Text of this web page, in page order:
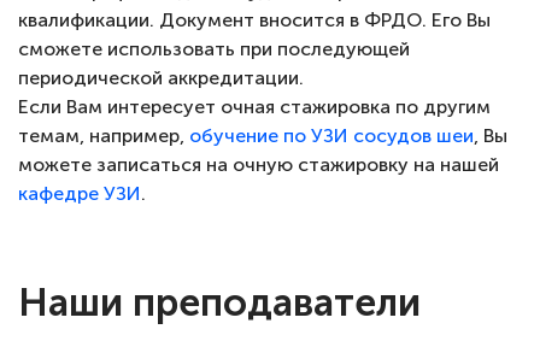
квалификации. Документ вносится в ФРДО. Его Вы
сможете использовать при последующей
периодической аккредитации.
Если Вам интересует очная стажировка по другим
темам, например, обучение по УЗИ сосудов шеи, Вы
можете записаться на очную стажировку на нашей
кафедре УЗИ.
Наши преподаватели